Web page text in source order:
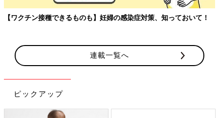
【ワクチン接種できるものも】妊婦の感染症対策、知っておいて！
連載一覧へ
ピックアップ